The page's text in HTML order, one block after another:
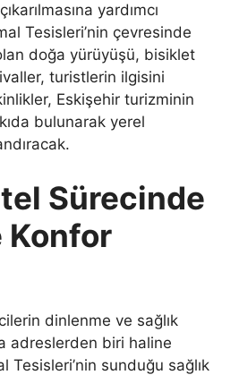
yardımcı
Tesisleri’nin çevresinde
doğa yürüyüşü, bisiklet
turistlerin ilgisini
Eskişehir turizminin
bulunarak yerel
Sürecinde
Konfor
dinlenme ve sağlık
adreslerden biri haline
Tesisleri’nin sunduğu sağlık